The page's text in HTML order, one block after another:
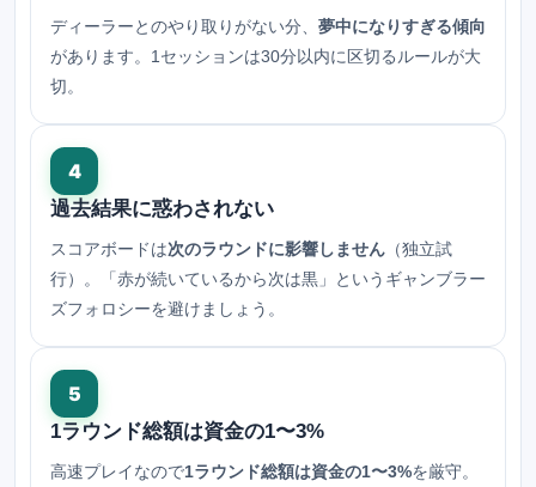
ディーラーとのやり取りがない分、 夢中になりすぎる傾向
があります。1セッションは30分以内に区切るルールが大
切。
4
過去結果に惑わされない
スコアボードは次のラウンドに影響しません （独立試
行）。「赤が続いているから次は黒」というギャンブラー
ズフォロシーを避けましょう。
5
1ラウンド総額は資金の1〜3%
高速プレイなので1ラウンド総額は資金の1〜3%を厳守。